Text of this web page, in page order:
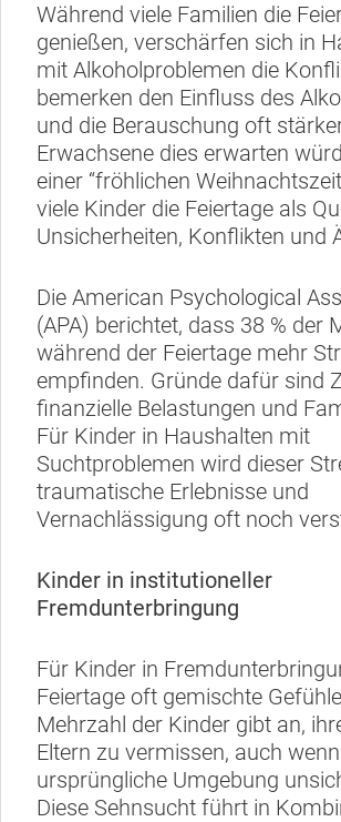
Während viele Familien die
genießen, verschärfen sich in
mit Alkoholproblemen die
bemerken den Einfluss des
und die Berauschung oft
Erwachsene dies erwarten
einer “fröhlichen
viele Kinder die Feiertage als
Unsicherheiten, Konflikten und
Die American Psychological
(APA) berichtet, dass 38 % der
während der Feiertage mehr
empfinden. Gründe dafür sind
finanzielle Belastungen und
Für Kinder in Haushalten mit
Suchtproblemen wird dieser
traumatische Erlebnisse und
Vernachlässigung oft noch
Kinder in institutioneller
Fremdunterbringung
Für Kinder in
Feiertage oft gemischte
Mehrzahl der Kinder gibt an,
Eltern zu vermissen, auch
ursprüngliche Umgebung
Diese Sehnsucht führt in